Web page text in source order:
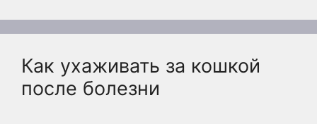
Как ухаживать за кошкой
после болезни